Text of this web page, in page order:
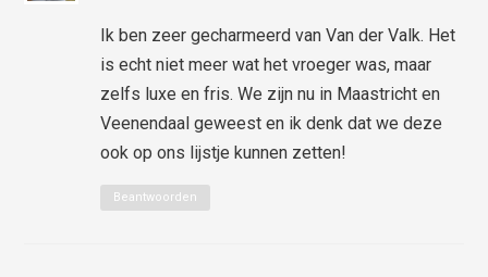
Ik ben zeer gecharmeerd van Van der Valk. Het
is echt niet meer wat het vroeger was, maar
zelfs luxe en fris. We zijn nu in Maastricht en
Veenendaal geweest en ik denk dat we deze
ook op ons lijstje kunnen zetten!
Beantwoorden